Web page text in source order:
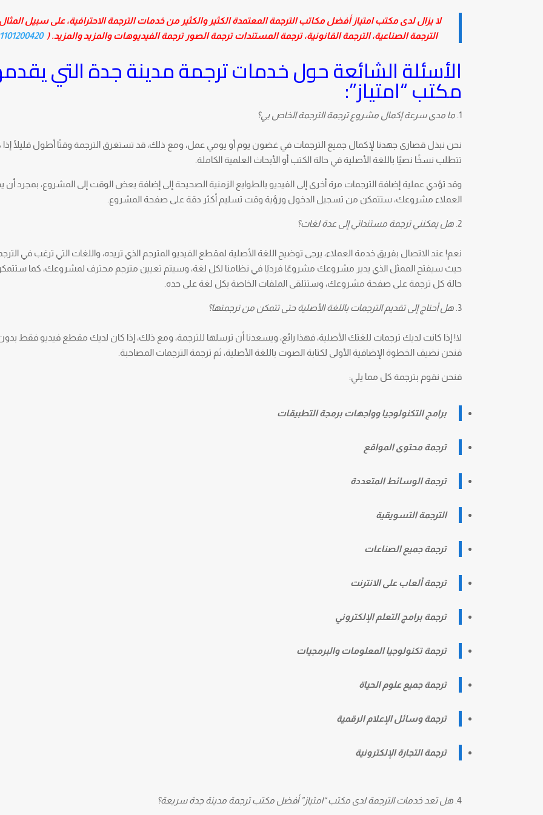
لا يزال لدى مكتب امتياز أفضل مكاتب الترجمة المعتمدة الكثير والكثير من خدمات الترجمة الاحترافية، على سبيل
الترجمة الصناعية، الترجمة القانونية، ترجمة المستندات ترجمة الصور ترجمة الفيديوهات والمزيد والمزيد. ((2+)
الأسئلة الشائعة حول خدمات ترجمة مدينة جدة التي
مكتب “امتياز”:
ما مدى سرعة إكمال مشروع ترجمة الترجمة الخاص بي؟
نحن نبذل قصارى جهدنا لإكمال جميع الترجمات في غضون يوم أو يومي عمل، ومع ذلك، قد تستغرق الترجمة وقتًا أطول قليلًا إذا
تتطلب نسخًا نصيًا باللغة الأصلية في حالة الكتب أو الأبحاث العلمية الكاملة.
وقد تؤدي عملية إضافة الترجمات مرة أخرى إلى الفيديو بالطوابع الزمنية الصحيحة إلى إضافة بعض الوقت إلى المشروع، بمجرد أن
العملاء مشروعك، ستتمكن من تسجيل الدخول ورؤية وقت تسليم أكثر دقة على صفحة المشروع.
هل يمكنني ترجمة مستنداتي إلى عدة لغات؟
نعم! عند الاتصال بفريق خدمة العملاء، يرجى توضيح اللغة الأصلية لمقطع الفيديو المترجم الذي تريده، واللغات التي ترغب في
حيث سيفتح الممثل الذي يدير مشروعك مشروعًا فرديًا في نظامنا لكل لغة، وسيتم تعيين مترجم محترف لمشروعك، كما
حالة كل ترجمة على صفحة مشروعك، وستتلقى الملفات الخاصة بكل لغة على حده.
هل أحتاج إلى تقديم الترجمات باللغة الأصلية حتى تتمكن من ترجمتها؟
لا! إذا كانت لديك ترجمات للغتك الأصلية، فهذا رائع، ويسعدنا أن ترسلها للترجمة، ومع ذلك، إذا كان لديك مقطع فيديو فقط
فنحن نضيف الخطوة الإضافية الأولى لكتابة الصوت باللغة الأصلية، ثم ترجمة الترجمات المصاحبة.
فنحن نقوم بترجمة كل مما يلي:
برامج التكنولوجيا وواجهات برمجة التطبيقات
ترجمة محتوى المواقع
ترجمة الوسائط المتعددة
الترجمة التسويقية
ترجمة جميع الصناعات
ترجمة ألعاب على الانترنت
ترجمة برامج التعلم الإلكتروني
ترجمة تكنولوجيا المعلومات والبرمجيات
ترجمة جميع علوم الحياة
ترجمة وسائل الإعلام الرقمية
ترجمة التجارة الإلكترونية
هل تعد خدمات الترجمة لدى مكتب “امتياز” أفضل مكتب ترجمة مدينة جدة سريعة؟